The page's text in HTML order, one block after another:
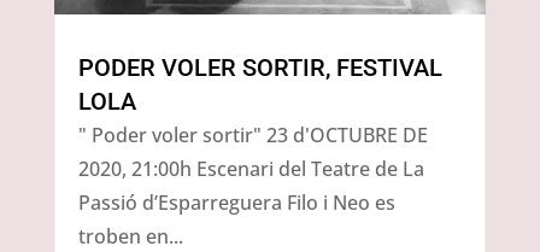
PODER VOLER SORTIR, FESTIVAL
LOLA
" Poder voler sortir" 23 d'OCTUBRE DE
2020, 21:00h Escenari del Teatre de La
Passió d’Esparreguera Filo i Neo es
troben en...